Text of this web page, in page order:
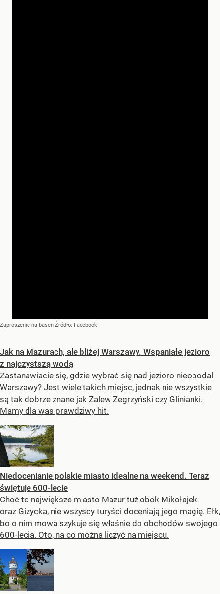
Zaproszenie na basen Źródło: Facebook
Jak na Mazurach, ale bliżej Warszawy. Wspaniałe jezioro
z najczystszą wodą
Zastanawiacie się, gdzie wybrać się nad jezioro nieopodal
Warszawy? Jest wiele takich miejsc, jednak nie wszystkie
są tak dobrze znane jak Zalew Zegrzyński czy Glinianki.
Mamy dla was prawdziwy hit.
Niedocenianie polskie miasto idealne na weekend. Teraz
świętuje 600-lecie
Choć to największe miasto Mazur tuż obok Mikołajek
oraz Giżycka, nie wszyscy turyści doceniają jego magię. Ełk,
bo o nim mowa szykuje się właśnie do obchodów swojego
600-lecia. Oto, na co można liczyć na miejscu.